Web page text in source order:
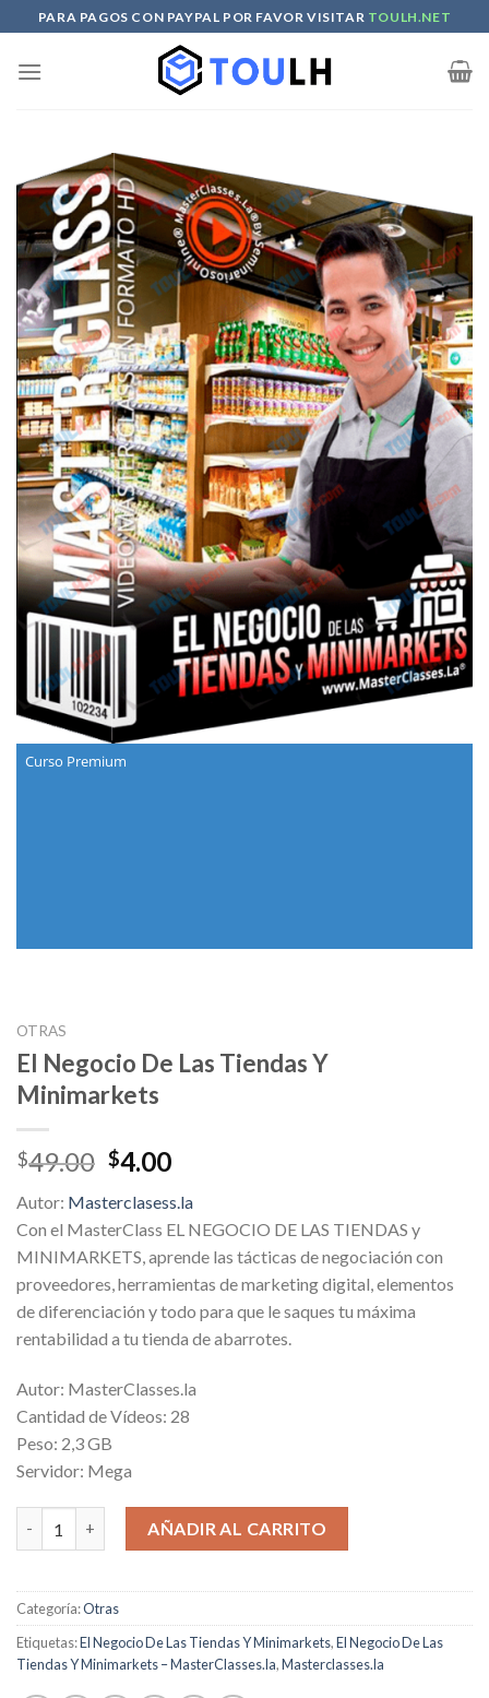
to
content
PARA PAGOS CON PAYPAL POR FAVOR VISITAR TOULH.NET
Curso Premium
OTRAS
El Negocio De Las Tiendas Y
Minimarkets
$49.00 Original
was:
$49.00.
$4.00Current
is:
$4.00.
Autor: Masterclasess.la
Con el MasterClass EL NEGOCIO DE LAS TIENDAS y
MINIMARKETS, aprende las tácticas de negociación con
proveedores, herramientas de marketing digital, elementos
de diferenciación y todo para que le saques tu máxima
rentabilidad a tu tienda de abarrotes.
Autor: MasterClasses.la
Cantidad de Vídeos: 28
Peso: 2,3 GB
Servidor: Mega
El Negocio De Las Tiendas Y Minimarkets cantidad
AÑADIR AL CARRITO
Categoría:Otras
Etiquetas:El Negocio De Las Tiendas Y Minimarkets,El Negocio De Las
Tiendas Y Minimarkets – MasterClasses.la,Masterclasses.la